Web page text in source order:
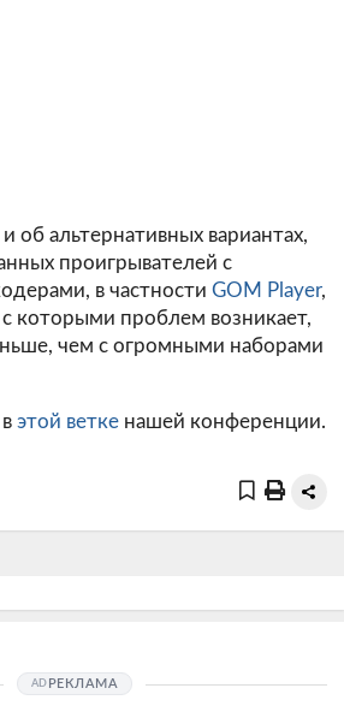
об альтернативных вариантах,
проигрывателей с
в частности GOM Player,
с которыми проблем возникает,
чем с огромными наборами
этой ветке нашей конференции.
РЕКЛАМА